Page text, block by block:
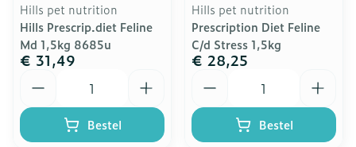
Hills pet nutrition
Hills Prescrip.diet Feline
Md 1,5kg 8685u
€ 31,49
Bestel
Hills pet nutrition
Prescription Diet Feline
C/d Stress 1,5kg
€ 28,25
Bestel